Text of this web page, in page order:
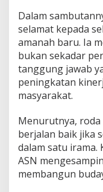
t
o
Dalam
selamat kepada
amanah baru. Ia
bukan sekadar
tanggung jawab
peningkatan
masyarakat.
Menurutnya,
berjalan baik jika
dalam satu irama.
ASN
membangun